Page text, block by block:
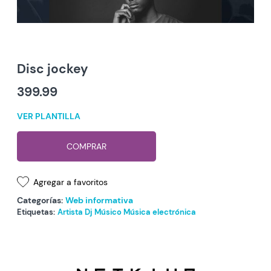
Disc jockey
399.99
VER PLANTILLA
COMPRAR
Agregar a favoritos
Categorías: Web informativa
Etiquetas: Artista Dj Músico Música electrónica